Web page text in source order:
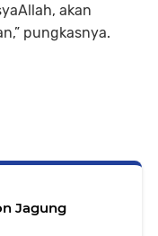
akan
pungkasnya.
Jagung